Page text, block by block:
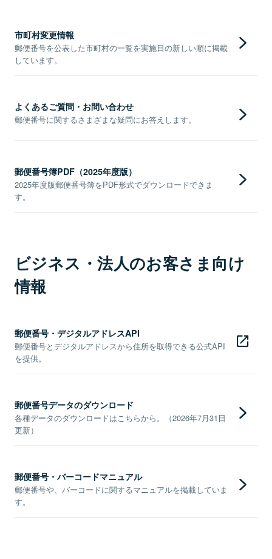
市町村変更情報
郵便番号を公表した市町村の一覧を実施日の新しい順に掲載
しています。
よくあるご質問・お問い合わせ
郵便番号に関するさまざまな疑問にお答えします。
郵便番号簿PDF（2025年度版）
2025年度版郵便番号簿をPDF形式でダウンロードできま
す。
ビジネス・法人のお客さま向け
情報
郵便番号・デジタルアドレスAPI
郵便番号とデジタルアドレスから住所を取得できる公式API
を提供。
郵便番号データのダウンロード
各種データのダウンロードはこちらから。（2026年7月31日
更新）
郵便番号・バーコードマニュアル
郵便番号や、バーコードに関するマニュアルを掲載していま
す。